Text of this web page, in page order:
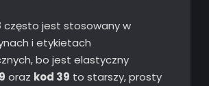
często jest stosowany w
i etykietach
bo jest elastyczny
oraz kod 39 to starszy, prosty